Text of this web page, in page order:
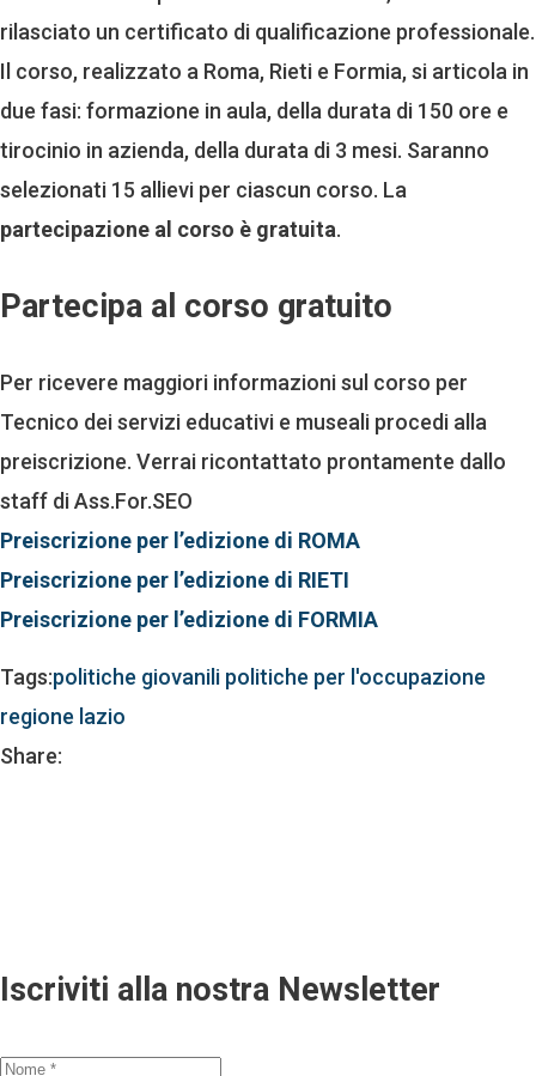
rilasciato un certificato di qualificazione professionale.
Il corso, realizzato a Roma, Rieti e Formia, si articola in
due fasi: formazione in aula, della durata di 150 ore e
tirocinio in azienda, della durata di 3 mesi. Saranno
selezionati 15 allievi per ciascun corso. La
partecipazione al corso è gratuita.
Partecipa al corso gratuito
Per ricevere maggiori informazioni sul corso per
Tecnico dei servizi educativi e museali procedi alla
preiscrizione. Verrai ricontattato prontamente dallo
staff di Ass.For.SEO
Preiscrizione per l’edizione di ROMA
Preiscrizione per l’edizione di RIETI
Preiscrizione per l’edizione di FORMIA
Tags:politiche giovanili politiche per l'occupazione
regione lazio
Share:
Iscriviti alla nostra Newsletter